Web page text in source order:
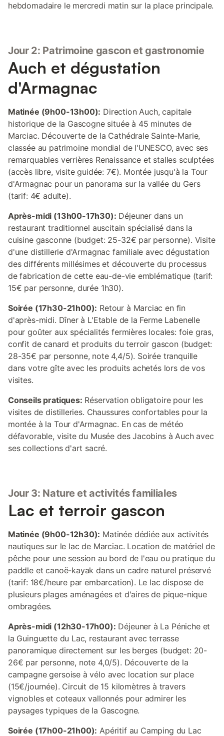
hebdomadaire le mercredi matin sur la place principale.
Jour 2: Patrimoine gascon et gastronomie
Auch et dégustation
d'Armagnac
Matinée (9h00-13h00): Direction Auch, capitale
historique de la Gascogne située à 45 minutes de
Marciac. Découverte de la Cathédrale Sainte-Marie,
classée au patrimoine mondial de l'UNESCO, avec ses
remarquables verrières Renaissance et stalles sculptées
(accès libre, visite guidée: 7€). Montée jusqu'à la Tour
d'Armagnac pour un panorama sur la vallée du Gers
(tarif: 4€ adulte).
Après-midi (13h00-17h30): Déjeuner dans un
restaurant traditionnel auscitain spécialisé dans la
cuisine gasconne (budget: 25-32€ par personne). Visite
d'une distillerie d'Armagnac familiale avec dégustation
des différents millésimes et découverte du processus
de fabrication de cette eau-de-vie emblématique (tarif:
15€ par personne, durée 1h30).
Soirée (17h30-21h00): Retour à Marciac en fin
d'après-midi. Dîner à L'Etable de la Ferme Labenelle
pour goûter aux spécialités fermières locales: foie gras,
confit de canard et produits du terroir gascon (budget:
28-35€ par personne, note 4,4/5). Soirée tranquille
dans votre gîte avec les produits achetés lors de vos
visites.
Conseils pratiques: Réservation obligatoire pour les
visites de distilleries. Chaussures confortables pour la
montée à la Tour d'Armagnac. En cas de météo
défavorable, visite du Musée des Jacobins à Auch avec
ses collections d'art sacré.
Jour 3: Nature et activités familiales
Lac et terroir gascon
Matinée (9h00-12h30): Matinée dédiée aux activités
nautiques sur le lac de Marciac. Location de matériel de
pêche pour une session au bord de l'eau ou pratique du
paddle et canoë-kayak dans un cadre naturel préservé
(tarif: 18€/heure par embarcation). Le lac dispose de
plusieurs plages aménagées et d'aires de pique-nique
ombragées.
Après-midi (12h30-17h00): Déjeuner à La Péniche et
la Guinguette du Lac, restaurant avec terrasse
panoramique directement sur les berges (budget: 20-
26€ par personne, note 4,0/5). Découverte de la
campagne gersoise à vélo avec location sur place
(15€/journée). Circuit de 15 kilomètres à travers
vignobles et coteaux vallonnés pour admirer les
paysages typiques de la Gascogne.
Soirée (17h00-21h00): Apéritif au Camping du Lac